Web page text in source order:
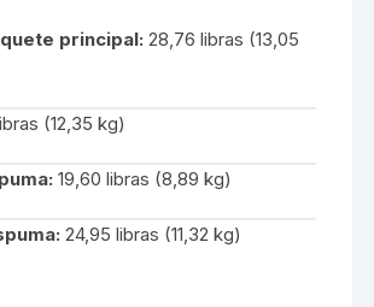
principal: 28,76 libras (13,05
(12,35 kg)
19,60 libras (8,89 kg)
24,95 libras (11,32 kg)